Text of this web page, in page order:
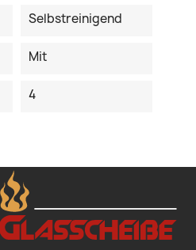
Selbstreinigend
Mit
4